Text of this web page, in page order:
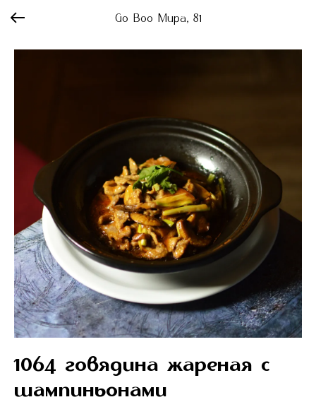
Go Boo Мира, 81
1064 говядина жареная с
шампиньонами